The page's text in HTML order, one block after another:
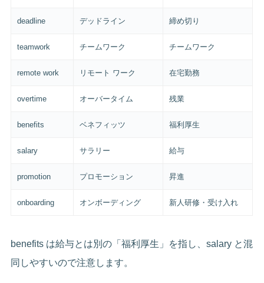
deadline デッドライン 締め切り
teamwork チームワーク チームワーク
remote work リモート ワーク 在宅勤務
overtime オーバータイム 残業
benefits ベネフィッツ 福利厚生
salary サラリー 給与
promotion プロモーション 昇進
onboarding オンボーディング 新人研修・受け入れ
benefits は給与とは別の「福利厚生」を指し、salary と混
同しやすいので注意します。